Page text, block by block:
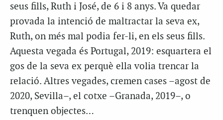
seus fills, Ruth i José, de 6 i 8 anys. Va quedar
provada la intenció de maltractar la seva ex,
Ruth, on més mal podia fer-li, en els seus fills.
Aquesta vegada és Portugal, 2019: esquartera el
gos de la seva ex perquè ella volia trencar la
relació. Altres vegades, cremen cases –agost de
2020, Sevilla–, el cotxe –Granada, 2019–, o
trenquen objectes…